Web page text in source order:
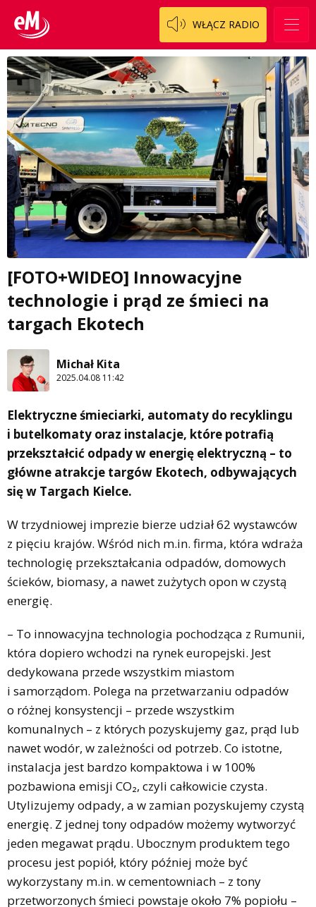
WŁĄCZ RADIO
[FOTO+WIDEO] Innowacyjne
technologie i prąd ze śmieci na
targach Ekotech
Michał Kita
2025.04.08 11:42
Elektryczne śmieciarki, automaty do recyklingu
i butelkomaty oraz instalacje, które potrafią
przekształcić odpady w energię elektryczną – to
główne atrakcje targów Ekotech, odbywających
się w Targach Kielce.
W trzydniowej imprezie bierze udział 62 wystawców
z pięciu krajów. Wśród nich m.in. firma, która wdraża
technologię przekształcania odpadów, domowych
ścieków, biomasy, a nawet zużytych opon w czystą
energię.
– To innowacyjna technologia pochodząca z Rumunii,
która dopiero wchodzi na rynek europejski. Jest
dedykowana przede wszystkim miastom
i samorządom. Polega na przetwarzaniu odpadów
o różnej konsystencji – przede wszystkim
komunalnych – z których pozyskujemy gaz, prąd lub
nawet wodór, w zależności od potrzeb. Co istotne,
instalacja jest bardzo kompaktowa i w 100%
pozbawiona emisji CO₂, czyli całkowicie czysta.
Utylizujemy odpady, a w zamian pozyskujemy czystą
energię. Z jednej tony odpadów możemy wytworzyć
jeden megawat prądu. Ubocznym produktem tego
procesu jest popiół, który później może być
wykorzystany m.in. w cementowniach – z tony
przetworzonych śmieci powstaje około 7% popiołu –